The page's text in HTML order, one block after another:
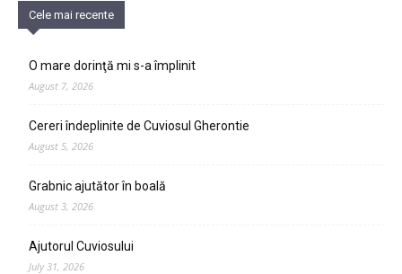
Cele mai recente
O mare dorinţă mi s-a împlinit
August 7, 2026
Cereri îndeplinite de Cuviosul Gherontie
August 5, 2026
Grabnic ajutător în boală
August 3, 2026
Ajutorul Cuviosului
July 31, 2026